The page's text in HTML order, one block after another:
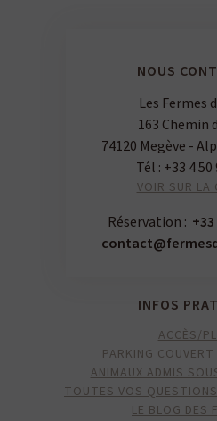
NOUS
Les Fermes
163 Chemin
74120 Megève -
Tél : +33 4 50
VOIR SUR LA
Réservation :
INFOS
ACCÈS/
PARKING
ANIMAUX ADMIS
TOUTES VOS
LE BLOG DES